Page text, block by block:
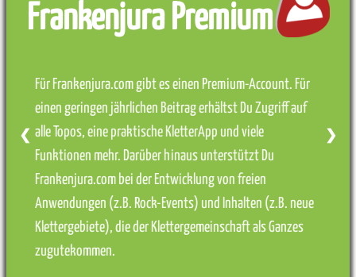
Frankenjura Premium
Für Frankenjura.com gibt es einen Premium-Account. Für
einen geringen jährlichen Beitrag erhältst Du Zugriff auf
alle Topos, eine praktische KletterApp und viele
Funktionen mehr. Darüber hinaus unterstützt Du
Frankenjura.com bei der Entwicklung von freien
Anwendungen (z.B. Rock-Events) und Inhalten (z.B. neue
Klettergebiete), die der Klettergemeinschaft als Ganzes
zugutekommen.
❮ ❯